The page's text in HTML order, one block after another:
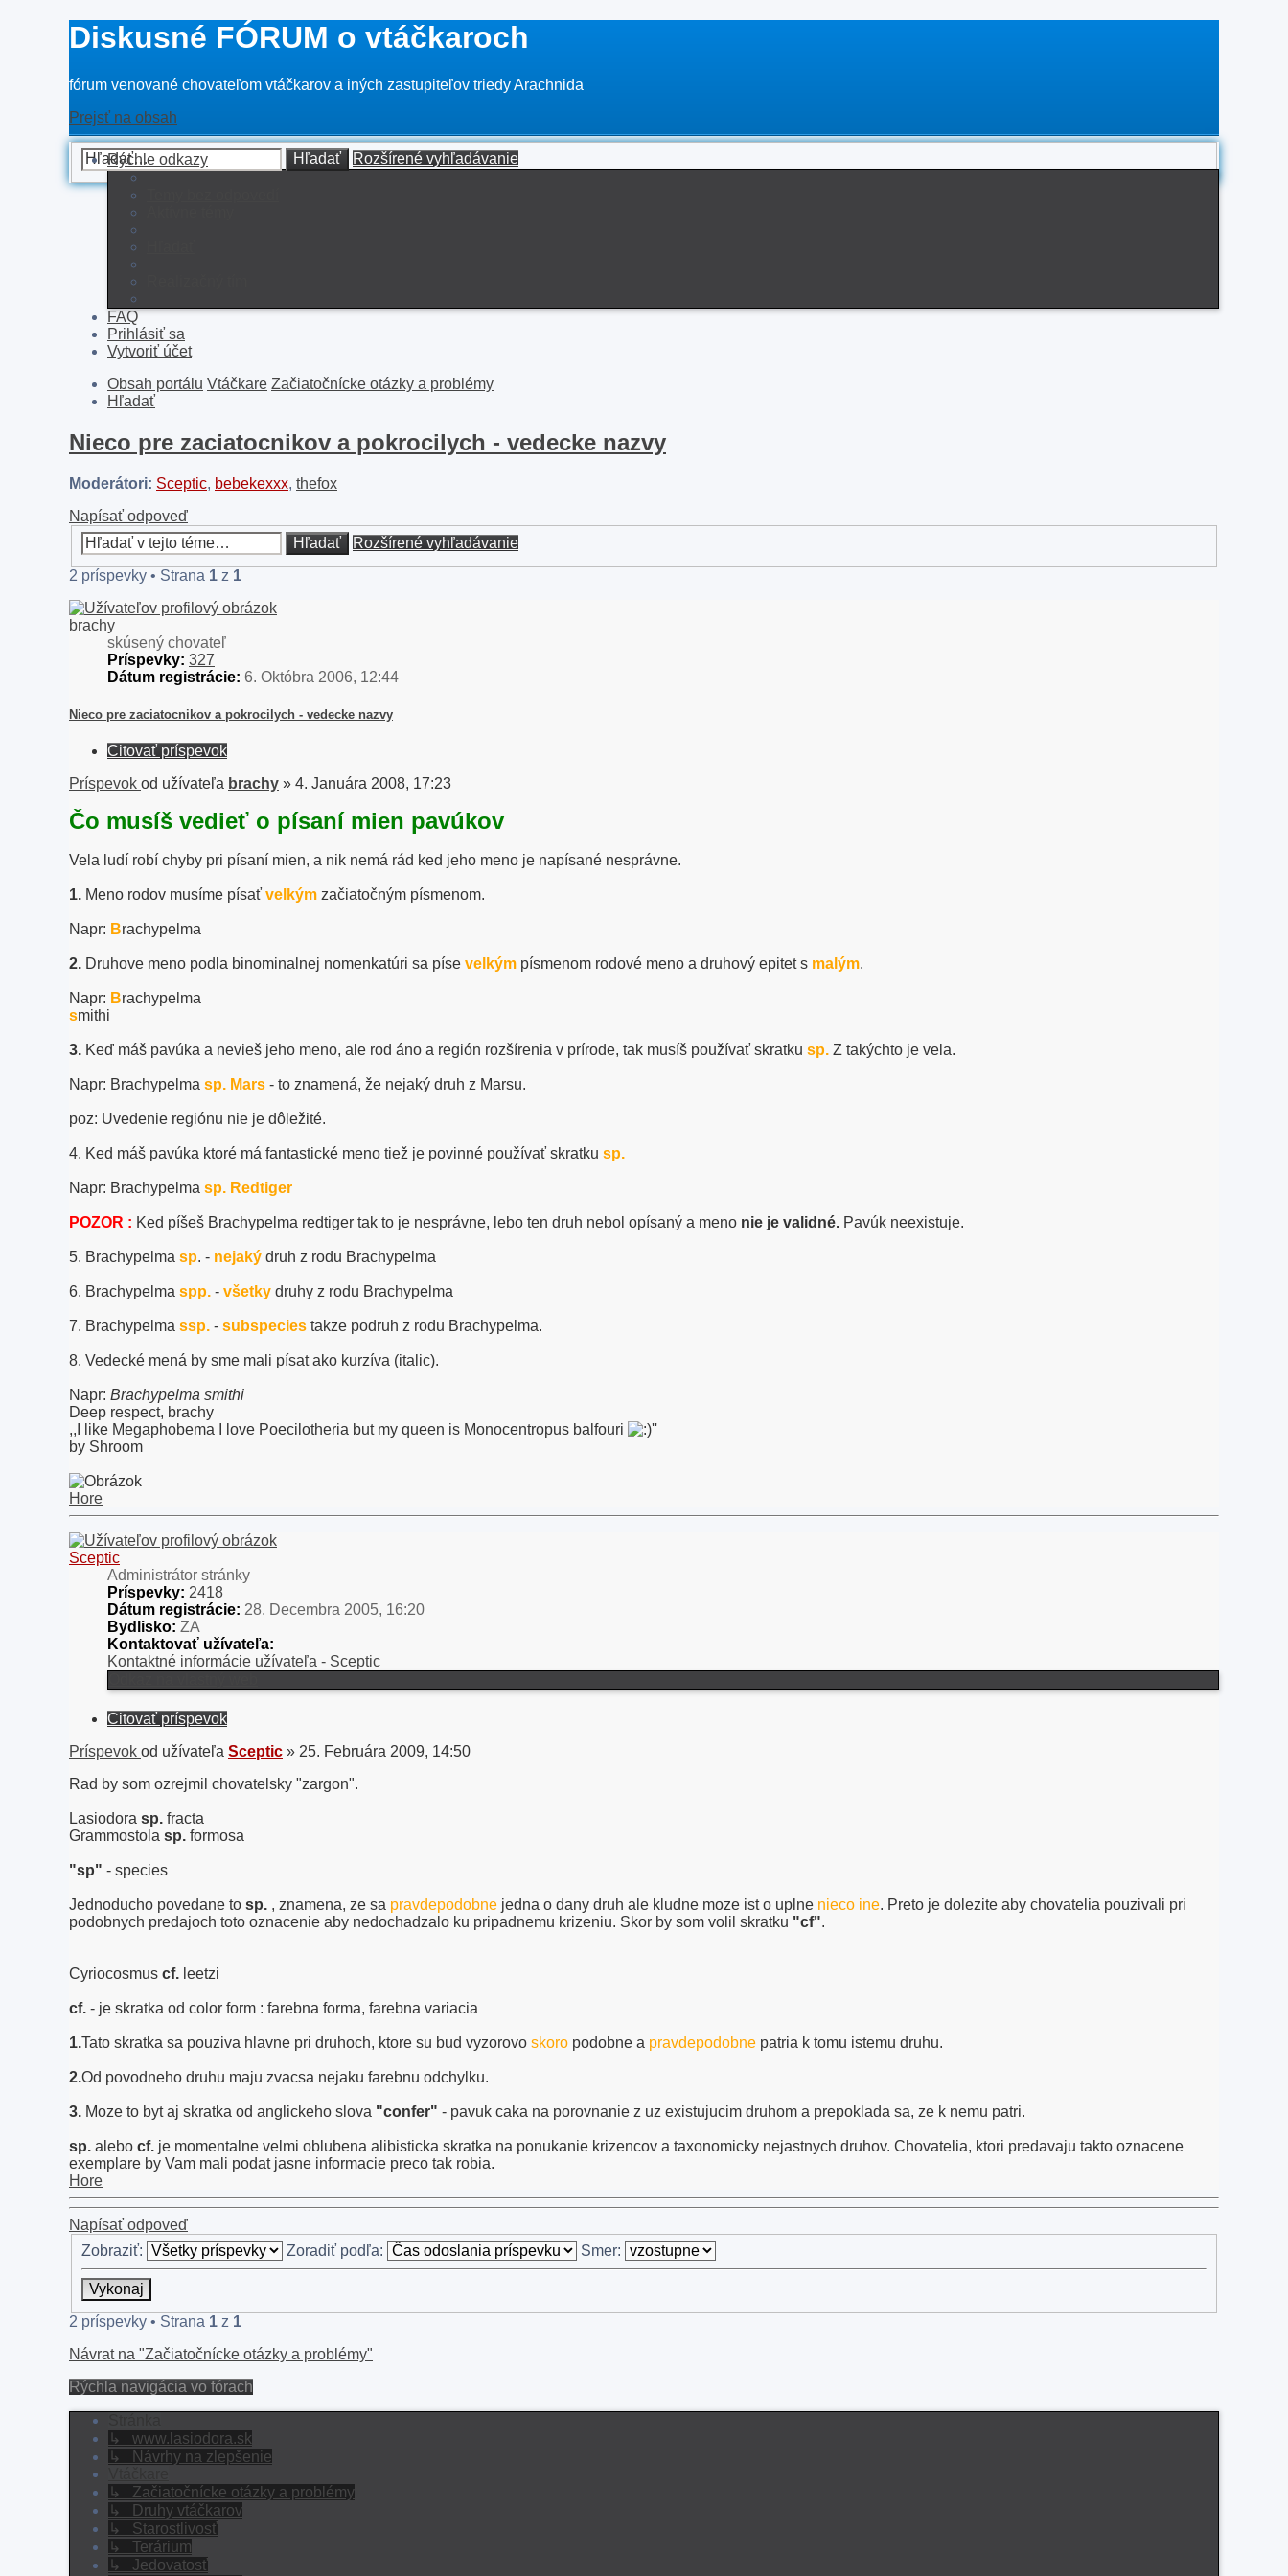
Diskusné FÓRUM o vtáčkaroch
fórum venované chovateľom vtáčkarov a iných zastupiteľov triedy Arachnida
Prejsť na obsah
Hľadať Rozšírené vyhľadávanie
Rýchle odkazy
FAQ
Prihlásiť sa
Vytvoriť účet
Obsah portálu Vtáčkare Začiatočnícke otázky a problémy
Hľadať
Nieco pre zaciatocnikov a pokrocilych - vedecke nazvy
Moderátori: Sceptic, bebekexxx, thefox
Napísať odpoveď
Hľadať
Rozšírené vyhľadávanie
2 príspevky • Strana 1 z 1
brachy
skúsený chovateľ
Príspevky: 327
Dátum registrácie: 6. Októbra 2006, 12:44
Nieco pre zaciatocnikov a pokrocilych - vedecke nazvy
Citovať príspevok
Príspevok od užívateľa brachy » 4. Januára 2008, 17:23
Čo musíš vedieť o písaní mien pavúkov
Vela ludí robí chyby pri písaní mien, a nik nemá rád ked jeho meno je napísané nesprávne.
1. Meno rodov musíme písať velkým začiatočným písmenom.
Napr: Brachypelma
2. Druhove meno podla binominalnej nomenkatúri sa píse velkým písmenom rodové meno a druhový epitet s malým.
Napr: Brachypelma
smithi
3. Keď máš pavúka a nevieš jeho meno, ale rod áno a región rozšírenia v prírode, tak musíš používať skratku sp. Z takýchto je vela.
Napr: Brachypelma sp. Mars - to znamená, že nejaký druh z Marsu.
poz: Uvedenie regiónu nie je dôležité.
4. Ked máš pavúka ktoré má fantastické meno tiež je povinné používať skratku sp.
Napr: Brachypelma sp. Redtiger
POZOR : Ked píšeš Brachypelma redtiger tak to je nesprávne, lebo ten druh nebol opísaný a meno nie je validné. Pavúk neexistuje.
5. Brachypelma sp. - nejaký druh z rodu Brachypelma
6. Brachypelma spp. - všetky druhy z rodu Brachypelma
7. Brachypelma ssp. - subspecies takze podruh z rodu Brachypelma.
8. Vedecké mená by sme mali písat ako kurzíva (italic).
Napr: Brachypelma smithi
Deep respect, brachy
,,I like Megaphobema I love Poecilotheria but my queen is Monocentropus balfouri
''
by Shroom
Hore
Sceptic
Administrátor stránky
Príspevky: 2418
Dátum registrácie: 28. Decembra 2005, 16:20
Bydlisko: ZA
Kontaktovať užívateľa:
Kontaktné informácie užívateľa - Sceptic
Citovať príspevok
Príspevok od užívateľa Sceptic » 25. Februára 2009, 14:50
Rad by som ozrejmil chovatelsky "zargon".
Lasiodora sp. fracta
Grammostola sp. formosa
"sp" - species
Jednoducho povedane to sp. , znamena, ze sa pravdepodobne jedna o dany druh ale kludne moze ist o uplne nieco ine. Preto je dolezite aby chovatelia pouzivali pri
podobnych predajoch toto oznacenie aby nedochadzalo ku pripadnemu krizeniu. Skor by som volil skratku "cf".
Cyriocosmus cf. leetzi
cf. - je skratka od color form : farebna forma, farebna variacia
1.Tato skratka sa pouziva hlavne pri druhoch, ktore su bud vyzorovo skoro podobne a pravdepodobne patria k tomu istemu druhu.
2.Od povodneho druhu maju zvacsa nejaku farebnu odchylku.
3. Moze to byt aj skratka od anglickeho slova "confer" - pavuk caka na porovnanie z uz existujucim druhom a prepoklada sa, ze k nemu patri.
sp. alebo cf. je momentalne velmi oblubena alibisticka skratka na ponukanie krizencov a taxonomicky nejastnych druhov. Chovatelia, ktori predavaju takto oznacene
exemplare by Vam mali podat jasne informacie preco tak robia.
Hore
Napísať odpoveď
Zobraziť:
Zoradiť podľa: Smer:
2 príspevky • Strana 1 z 1
Návrat na "Začiatočnícke otázky a problémy"
Rýchla navigácia vo fórach
↳ www.lasiodora.sk
↳ Návrhy na zlepšenie
↳ Začiatočnícke otázky a problémy
↳ Druhy vtáčkarov
↳ Starostlivosť
↳ Terárium
↳ Jedovatosť